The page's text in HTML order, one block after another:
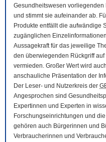
Gesundheitswesen vorliegenden
und stimmt sie aufeinander ab.
Produkte entfällt die aufwändige
zugänglichen
Aussagekraft für das jeweilige
den überwiegenden Rückgriff
vermieden. Großer Wert wird
anschauliche Präsentation der
Der Leser- und Nutzerkreis der
Angesprochen sind
Expertinnen und Experten in
Forschungseinrichtungen und
gehören auch Bürgerinnen und
Verbraucherinnen und